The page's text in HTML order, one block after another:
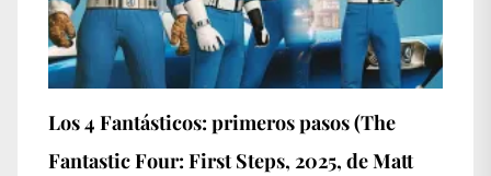
Los 4 Fantásticos: primeros pasos (The
Fantastic Four: First Steps, 2025, de Matt